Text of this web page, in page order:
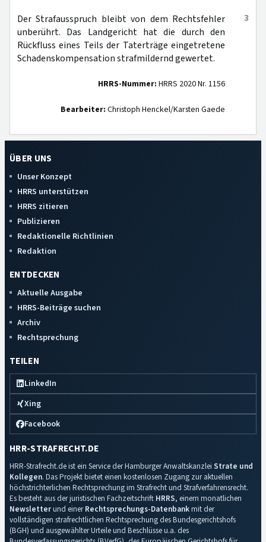
3
Der Strafausspruch bleibt von dem Rechtsfehler
unberührt. Das Landgericht hat die durch den
Rückfluss eines Teils der Taterträge eingetretene
Schadenskompensation strafmildernd gewertet.
HRRS-Nummer: HRRS 2020 Nr. 1156
Bearbeiter: Christoph Henckel/Karsten Gaede
ÜBER UNS
Unser Konzept
HRRS unterstützen
HRRS zitieren
Publizieren
Redaktionelle Richtlinien
Redaktion
ENTDECKEN
Aktuelle Ausgabe
HRRS-Beiträge suchen
Archiv
Rechtsprechung
TEILEN
LinkedIn
Xing
Facebook
HRR-STRAFRECHT.DE
HRR-Strafrecht.de ist ein Service der Hamburger Anwaltskanzlei Strate und
Kollegen. Das Projekt bietet einen kostenlosen Zugang zur aktuellen
höchstrichterlichen Rechtsprechung im Strafrecht und Strafverfahrensrecht.
Es besteht aus der juristischen Fachzeitschrift HRRS, einem monatlichen
Newsletterund einerRechtsprechungs-Datenbankmit der
vollständigen strafrechtlichen Rechtsprechung des Bundesgerichtshofs
(BGH) und ausgewählter Urteile und Beschlüsse u.a. des